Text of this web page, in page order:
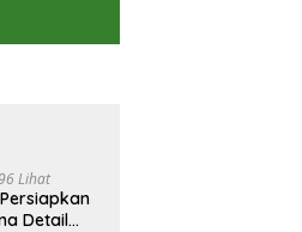
Lihat
Detail